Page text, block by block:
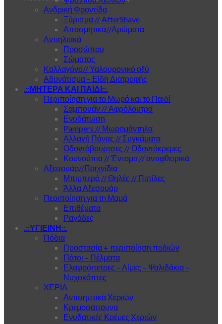
Ανδρική Φροντίδα
Ξύρισμα // AfterShave
Αποσμητικά//Αρώματα
Αντιηλιακά
Προσώπου
Σώματος
Κολλαγόνο// Υαλουρονικό οξύ
Αδυνάτισμα – Είδη Διατροφής
.::ΜΗΤΕΡΑ ΚΑΙ ΠΑΙΔΙ::.
Περιποίηση για το Μωρό και το Παιδί
Σαμπουάν // Αφρόλουτρα
Ενυδάτωση
Pampers // Μωρομάντηλα
Αλλαγή Πάνας // Συγκάματα
Οδοντόβουρτσες // Οδοντόκρεμες
Κουνούπια // Έντομα // αντιφθειρικά
Αξεσουάρ//Παιχνίδια
Μπιμπερό // Θηλές // Πιπίλες
Άλλα Αξεσουάρ
Περιποίηση για τη Μαμά
Επιθέματα
Ραγάδες
.::ΥΓΙΕΙΝΗ::.
Πόδια
Προστασία + περιποίηση ποδιών
Πάτοι – Πέλματα
Ελαφρόπετρες – Λίμες – Ψαλιδάκια –
Νυχοκόπτες
ΧΕΡΙΑ
Αντισηπτικά Χεριών
Κρεμοσάπουνα
Ενυδατικές Κρέμες Χεριών